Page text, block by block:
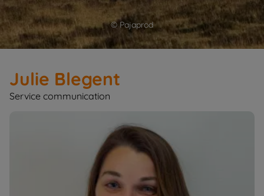
© Pajaprod
Julie Blegent
Service communication